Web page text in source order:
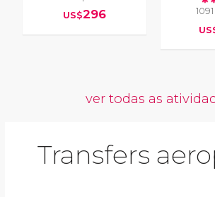
US$296
ver todas as
Transfers